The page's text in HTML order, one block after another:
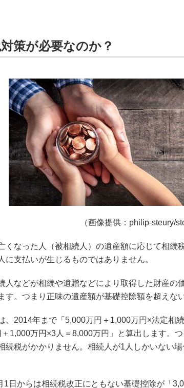
策が必要なのか？
（画像提供：philip-steury/
くなった人（被相続人）の遺産額に応じて相
に支払いが生じるものではありません。
人などが相続や遺贈などにより取得した財産
す。つまり正味の遺産額が基礎控除額を超えな
、2014年まで「5,000万円＋1,000万円×法定相
1,000万円×3人＝8,000万円」と算出します。
続税がかかりません。相続人が1人しかいない
1日からは相続税改正にともない基礎控除が「